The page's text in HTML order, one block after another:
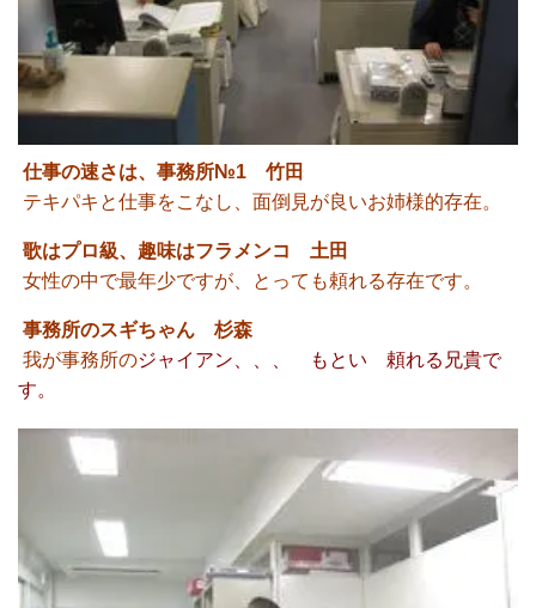
仕事の速さは、事務所№1 竹田
テキパキと仕事をこなし、面倒見が良いお姉様的存在。
歌はプロ級、趣味はフラメンコ 土田
女性の中で最年少ですが、とっても頼れる存在です。
事務所のスギちゃん 杉森
我が事務所のジャイアン、、、 もとい 頼れる兄貴で
す。